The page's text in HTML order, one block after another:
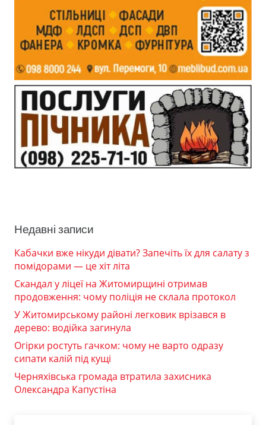
Недавні записи
Кабачки вже нікуди дівати? Запечіть їх для салату з
помідорами — це хіт літа
Скандал у ліцеї на Житомирщині отримав
продовження: чому поліція не склала протокол
У Житомирському районі легковик врізався в
дерево: водійка загинула
Огірки ростуть гачком: чому не варто одразу
сипати калій під кущі
Черняхівська громада втратила захисника
Олександра Капустіна